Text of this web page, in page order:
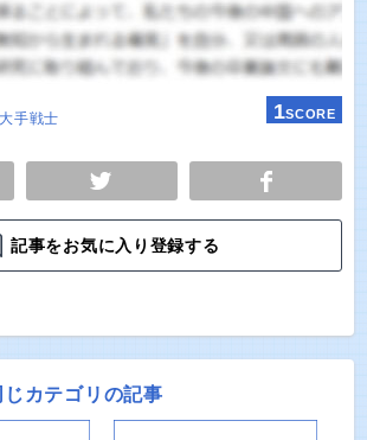
手戦士 1SCORE
記事をお気に入り登録する
じカテゴリの記事